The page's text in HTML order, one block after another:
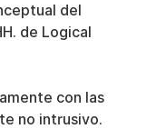
del
de Logical
con las
no intrusivo.